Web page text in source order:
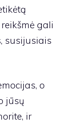
gali
susijusiais
o
jūsų
ir